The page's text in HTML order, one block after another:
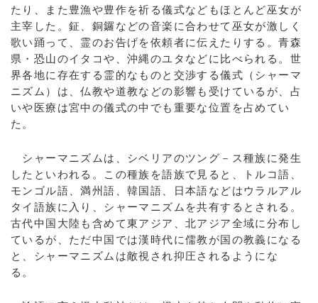
たり、また豊漁や豊作を祈る儀式などもほとんど巫女が
主宰した。鉦、銅鑼などの音楽に合わせて巫女が激しく
歌い踊って、霊のお告げを依頼者に伝えたりする。青森
県・恐山のイタコや、沖縄のユタなどに比べられる。世
界各地に存在する霊的なものと交渉する儀式（シャーマ
ニズム）は、仏教や道教などの影響も受けているが、占
いや医療は宮中の儀式の中でも重要な位置を占めてい
た。
シャーマニズムは、シベリアのツング－ス種族に発生
したといわれる。この種族を語族で見ると、トルコ語、
モンゴル語、満州語、韓国語、日本語などはウラルアル
タイ語族に入り、シャーマニズムを共有するとされる。
古代中国大陸も含めて東アジア、北アジア全域に分布し
ているが、ただ中国では漢時代に儒教が国の教義になる
と、シャーマニズムは敵視され抑圧されるようにな
る。